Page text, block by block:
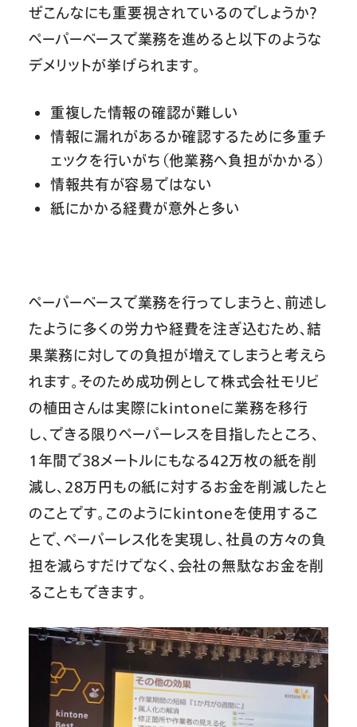
ぜこんなにも重要視されているのでしょうか？
ペーパーベースで業務を進めると以下のような
デメリットが挙げられます。
重複した情報の確認が難しい
情報に漏れがあるか確認するために多重チ
ェックを行いがち（他業務へ負担がかかる）
情報共有が容易ではない
紙にかかる経費が意外と多い
ペーパーベースで業務を行ってしまうと、前述し
たように多くの労力や経費を注ぎ込むため、結
果業務に対しての負担が増えてしまうと考えら
れます。そのため成功例として株式会社モリビ
の植田さんは実際にkintoneに業務を移行
し、できる限りペーパーレスを目指したところ、
1年間で38メートルにもなる42万枚の紙を削
減し、28万円もの紙に対するお金を削減したと
のことです。このようにkintoneを使用するこ
とで、ペーパーレス化を実現し、社員の方々の負
担を減らすだけでなく、会社の無駄なお金を削
ることもできます。